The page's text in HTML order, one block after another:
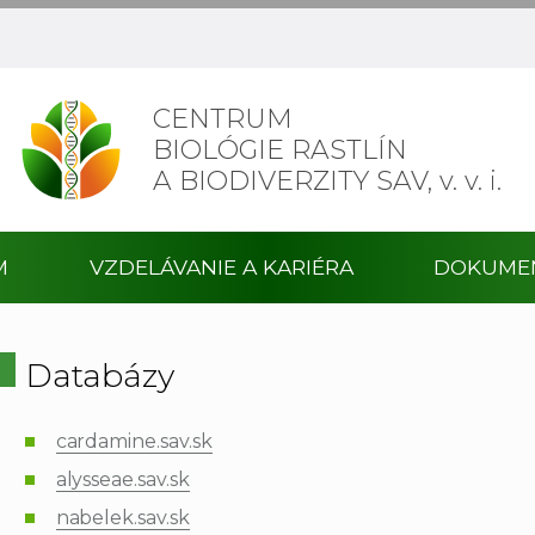
CENTRUM
BIOLÓGIE RASTLÍN
A BIODIVERZITY SAV, v. v. i.
VZDELÁVANIE A KARIÉRA
Databázy
cardamine.sav.sk
alysseae.sav.sk
nabelek.sav.sk